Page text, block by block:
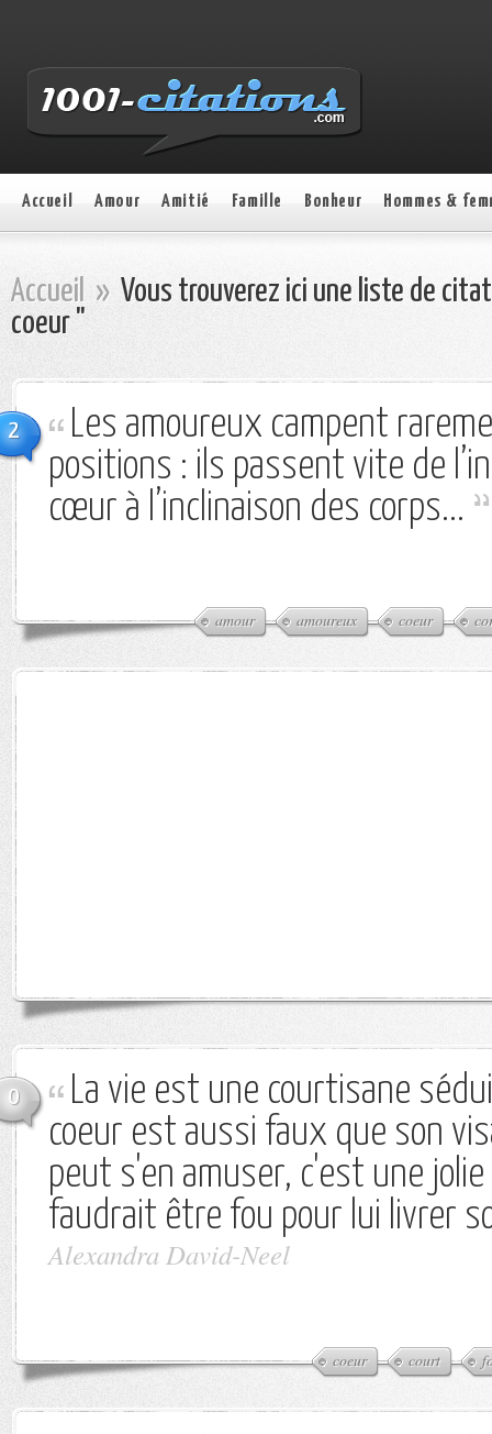
Accueil Amour Amitié Famille Bonheur Hommes &
Accueil » Vous trouverez ici une liste de
coeur "
2
Les amoureux campent
positions : ils passent vite de
cœur à l’inclinaison des corps...
amour amoureux coeur
0
La vie est une courtisane
coeur est aussi faux que son
peut s'en amuser, c'est une
faudrait être fou pour lui livrer
Alexandra David-Neel
coeur court